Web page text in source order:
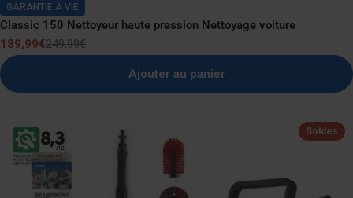
GARANTIE À VIE
Classic 150 Nettoyeur haute pression Nettoyage voiture
Prix
de
vente
189,99€
Prix
normal
249,99€
Ajouter au panier
Soldes